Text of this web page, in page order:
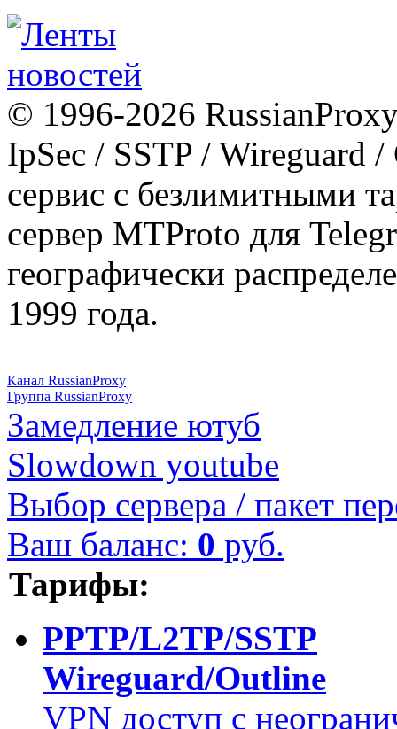
© 1996-2026
IpSec / SSTP / Wireguard
сервис с безлимитными
сервер MTProto для
географически
1999 года.
Канал RussianProxy
Группа RussianProxy
Замедление ютуб
Slowdown youtube
Выбор сервера / пакет
Ваш баланс: 0 руб.
Тарифы:
PPTP/L2TP/SSTP
Wireguard/Outline
VPN доступ с